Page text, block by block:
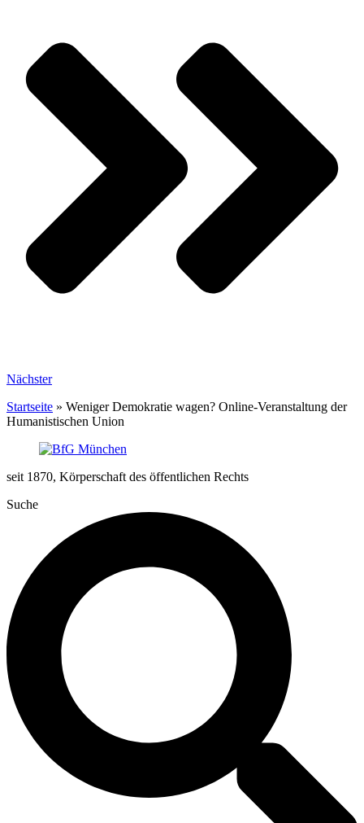
Nächster
Startseite » Weniger Demokratie wagen? Online-Veranstaltung der
Humanistischen Union
seit 1870, Körperschaft des öffentlichen Rechts
Suche